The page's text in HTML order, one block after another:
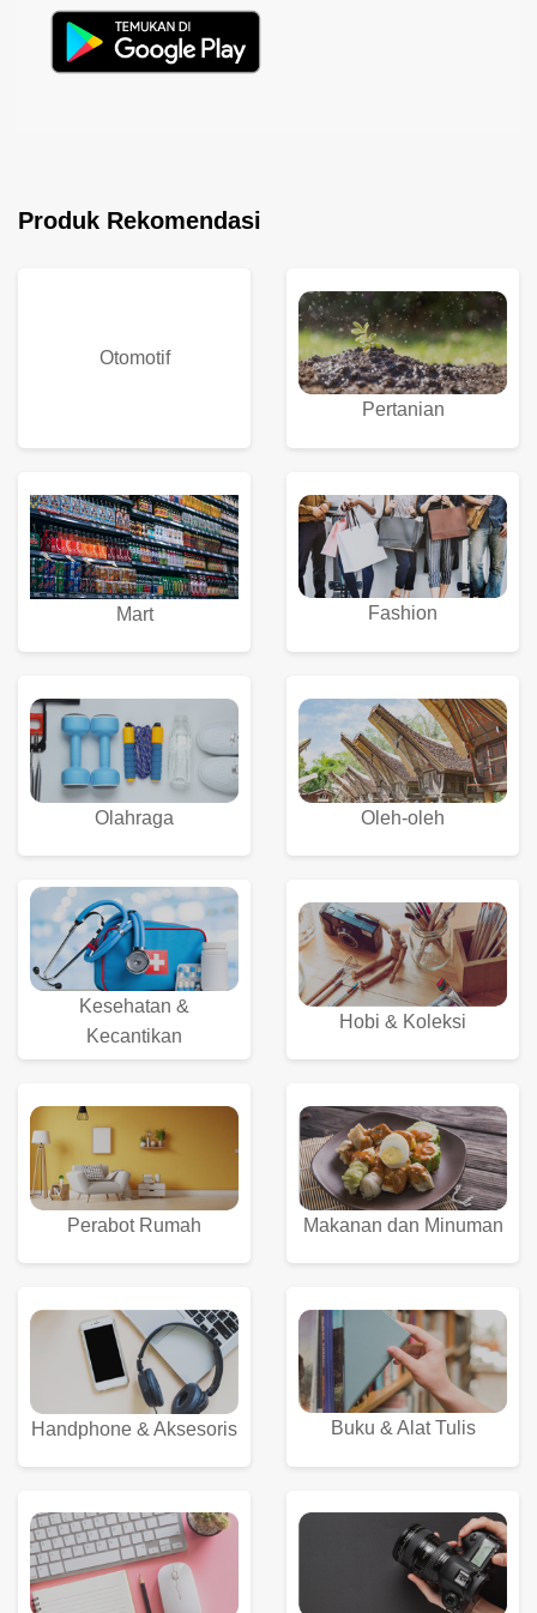
Produk Rekomendasi
Otomotif
Pertanian
Mart Fashion
Olahraga Oleh-oleh
Kesehatan &
Kecantikan
Hobi & Koleksi
Perabot Rumah Makanan dan Minuman
Handphone & Aksesoris Buku & Alat Tulis